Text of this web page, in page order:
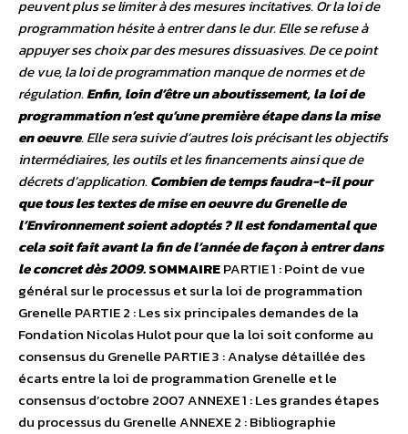
peuvent plus se limiter à des mesures incitatives. Or la loi de
programmation hésite à entrer dans le dur. Elle se refuse à
appuyer ses choix par des mesures dissuasives. De ce point
de vue, la loi de programmation manque de normes et de
régulation.Enfin, loin d’être un aboutissement, la loi de
programmation n’est qu’une première étape dans la mise
en oeuvre. Elle sera suivie d’autres lois précisant les objectifs
intermédiaires, les outils et les financements ainsi que de
décrets d’application.Combien de temps faudra-t-il pour
que tous les textes de mise en oeuvre du Grenelle de
l’Environnement soient adoptés ? Il est fondamental que
cela soit fait avant la fin de l’année de façon à entrer dans
le concret dès 2009.SOMMAIREPARTIE 1 : Point de vue
général sur le processus et sur la loi de programmation
Grenelle PARTIE 2 : Les six principales demandes de la
Fondation Nicolas Hulot pour que la loi soit conforme au
consensus du Grenelle PARTIE 3 : Analyse détaillée des
écarts entre la loi de programmation Grenelle et le
consensus d’octobre 2007 ANNEXE 1 : Les grandes étapes
du processus du Grenelle ANNEXE 2 : Bibliographie